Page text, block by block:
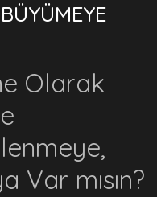
Olarak
Var mısın?